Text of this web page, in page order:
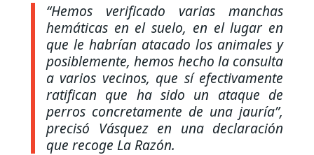
“Hemos verificado varias manchas
hemáticas en el suelo, en el lugar en
que le habrían atacado los animales y
posiblemente, hemos hecho la consulta
a varios vecinos, que sí efectivamente
ratifican que ha sido un ataque de
perros concretamente de una jauría”,
precisó Vásquez en una declaración
que recoge La Razón.